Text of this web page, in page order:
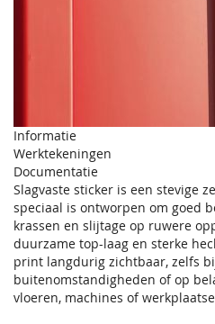
Informatie
Werktekeningen
Documentatie
Slagvaste sticker is een stevige
speciaal is ontworpen om goed
krassen en slijtage op ruwere
duurzame top-laag en sterke
print langdurig zichtbaar, zelfs
buitenomstandigheden of op
vloeren, machines of